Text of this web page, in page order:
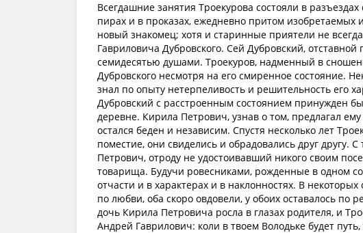
Всегдашние занятия Троекурова состояли в
пирах и в проказах, ежедневно притом
новый знакомец; хотя и старинные приятели не
Гавриловича Дубровского. Сей Дубровский,
семидесятью душами. Троекуров, надменный в
Дубровского несмотря на его смиренное состояние.
знал по опыту нетерпеливость и решительность его
Дубровский с расстроенным состоянием принужден
деревне. Кирила Петрович, узнав о том, предлагал
остался беден и независим. Спустя несколько лет
поместие, они свиделись и обрадовались друг
Петрович, отроду не удостоивавший никого своим
товарища. Будучи ровесниками, рожденные в одном
отчасти и в характерах и в наклонностях. В
по любви, оба скоро овдовели, у обоих оставалось по
дочь Кирила Петровича росла в глазах родителя, и
Андрей Гаврилович: коли в твоем Володьке будет